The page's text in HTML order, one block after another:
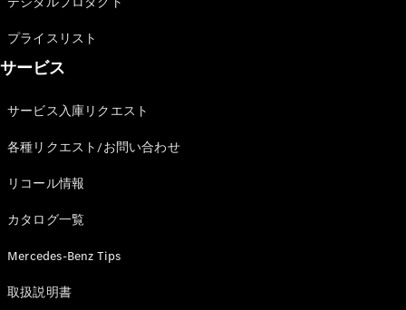
試乗リクエ
スト
ショールー
試乗リクエスト
プライスリスト
サービス
サービス入庫リクエスト
各種リクエスト/お問い合わせ
リコール情報
カタログ一覧
Mercedes-Benz Tips
取扱説明書